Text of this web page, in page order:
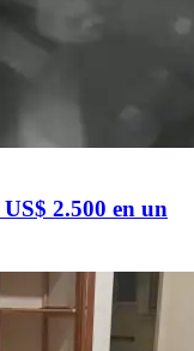
2.500 en un